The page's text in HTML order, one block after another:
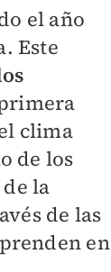
el año
Este
clima
de los
la
de las
en